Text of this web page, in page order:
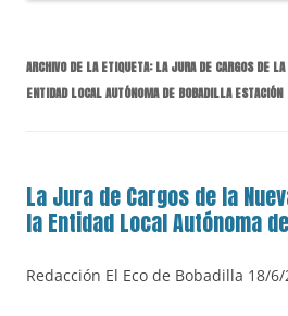
ARCHIVO DE LA ETIQUETA:LA JURA DE CARGOS DE
ENTIDAD LOCAL AUTÓNOMA DE BOBADILLA ESTACIÓN
La Jura de Cargos de la
la Entidad Local Autónoma
Redacción El Eco de Bobadilla 18/6/